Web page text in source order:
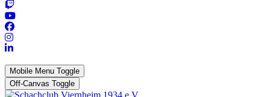
Mobile Menu Toggle
Off-Canvas Toggle